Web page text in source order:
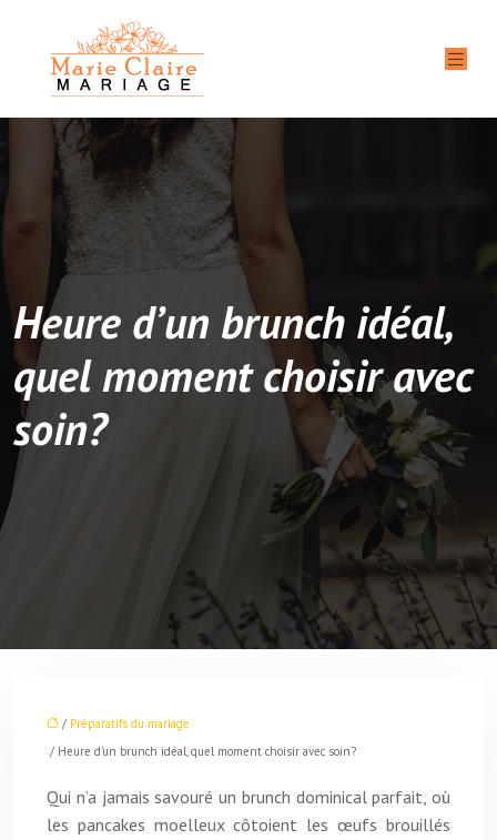
Heure d’un brunch idéal,
quel moment choisir avec
soin?
/ Préparatifs du mariage
/ Heure d’un brunch idéal, quel moment choisir avec soin?
Qui n’a jamais savouré un brunch dominical parfait, où
les pancakes moelleux côtoient les œufs brouillés